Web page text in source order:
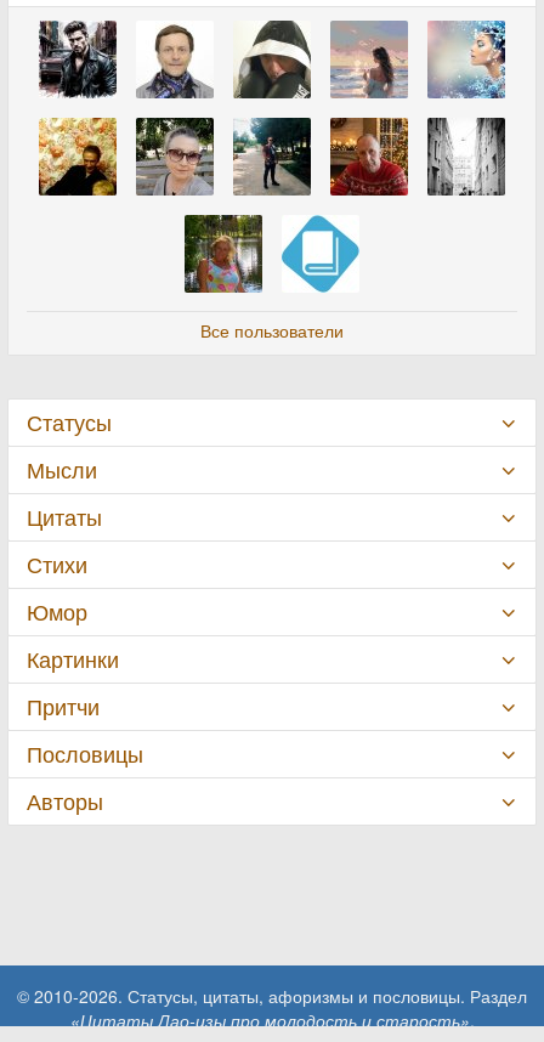
Все пользователи
Статусы
Мысли
Цитаты
Стихи
Юмор
Картинки
Притчи
Пословицы
Авторы
© 2010-2026. Статусы, цитаты, афоризмы и пословицы. Раздел
«Цитаты Лао-цзы про молодость и старость».